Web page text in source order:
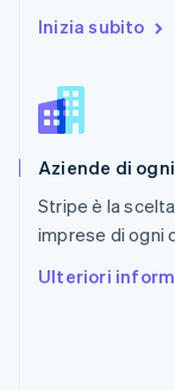
Inizia subito
Aziende di
Stripe è la
imprese di ogni
Ulteriori
Romania
English
Slovacchia
Slovenia
Spagna
Español English
EnglishEspañol